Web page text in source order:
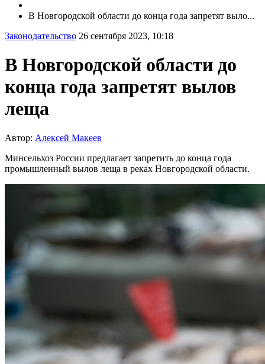
В Новгородской области до конца года запретят выло...
Законодательство 26 сентября 2023, 10:18
В Новгородской области до
конца года запретят вылов
леща
Автор: Алексей Макеев
Минсельхоз России предлагает запретить до конца года
промышленный вылов леща в реках Новгородской области.